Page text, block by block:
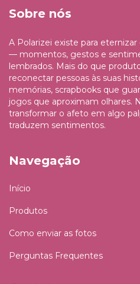
Sobre nós
A Polarizei existe para
— momentos, gestos e
lembrados. Mais do que
reconectar pessoas às suas
memórias, scrapbooks que
jogos que aproximam olhares.
transformar o afeto em algo
traduzem sentimentos.
Navegação
Início
Produtos
Como enviar as fotos
Perguntas Frequentes